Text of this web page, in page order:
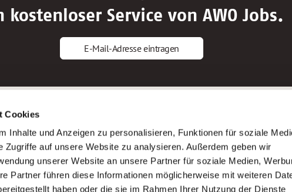
Cookies
Inhalte und Anzeigen zu personalisieren, Funktionen für soziale
Zugriffe auf unsere Website zu analysieren. Außerdem geben wir
unserer Website an unsere Partner für soziale Medien,
Partner führen diese Informationen möglicherweise mit weiteren
haben oder die sie im Rahmen Ihrer Nutzung der Dienste
kostenloser Service von AWO Jobs.
E-Mail-Adresse eintragen
Altenpfleger*in
Krankenpfleger*in
Altenpflegehelfer*in
Erzieher*in
AWO Gliederungen nach Bundesland
Stellenangebote nach Bundesländern
Sitemap
Impressum
Datenschutz